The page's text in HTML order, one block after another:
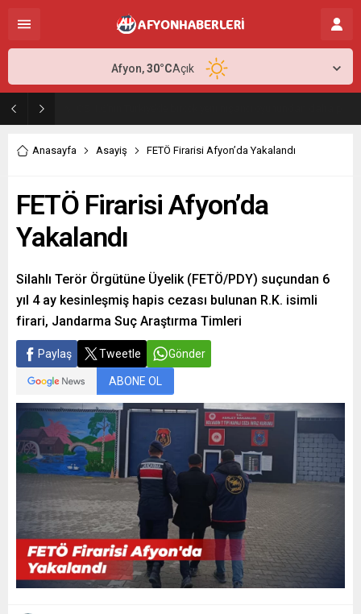
Afyon,30°CAçık
Anasayfa Asayiş FETÖ Firarisi Afyon’da Yakalandı
FETÖ Firarisi Afyon’da
Yakalandı
Silahlı Terör Örgütüne Üyelik (FETÖ/PDY) suçundan 6
yıl 4 ay kesinleşmiş hapis cezası bulunan R.K. isimli
firari, Jandarma Suç Araştırma Timleri
Paylaş Tweetle Gönder
ABONE OL